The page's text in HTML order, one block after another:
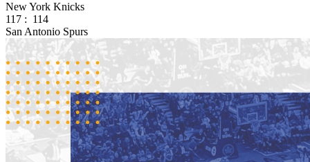
New York Knicks
117 : 114
San Antonio Spurs